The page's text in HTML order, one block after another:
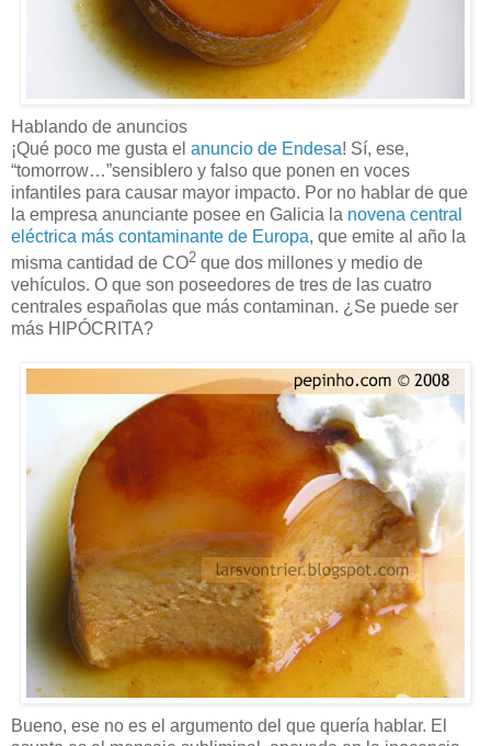
Hablando de anuncios
¡Qué poco me gusta el anuncio de Endesa! Sí, ese,
“tomorrow…”sensiblero y falso que ponen en voces
infantiles para causar mayor impacto. Por no hablar de que
la empresa anunciante posee en Galicia la novena central
eléctrica más contaminante de Europa, que emite al año la
misma cantidad de CO2 que dos millones y medio de
vehículos. O que son poseedores de tres de las cuatro
centrales españolas que más contaminan. ¿Se puede ser
más HIPÓCRITA?
Bueno, ese no es el argumento del que quería hablar. El